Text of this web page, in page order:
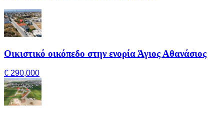
Οικιστικό οικόπεδο στην ενορία Άγιος Αθανάσιος
€ 290,000